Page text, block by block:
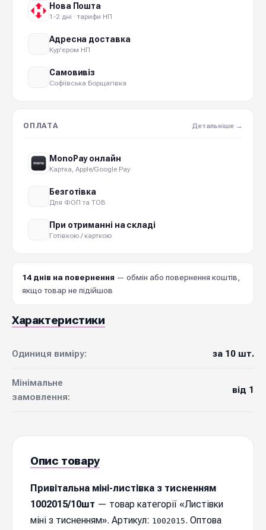
Нова Пошта
1-2 дні · тарифи НП
Адресна доставка
Кур'єром НП
Самовивіз
Софіївська Борщагівка
ОПЛАТА Детальніше →
MonoPay онлайн
Картка, Apple/Google Pay
Безготівка
Для ФОП та ТОВ
При отриманні на складі
Готівкою / карткою
14 днів на повернення — обмін або повернення коштів,
якщо товар не підійшов
Характеристики
Одиниця виміру: за 10 шт.
Мінімальне
замовлення:
від 1
Опис товару
Привітальна міні-листівка з тисненням
1002015/10шт — товар категорії «Листівки
міні з тисненням». Артикул: 1002015. Оптова